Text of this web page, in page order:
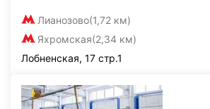
Лианозово(1,72 км)
Яхромская(2,34 км)
Лобненская, 17 стр.1